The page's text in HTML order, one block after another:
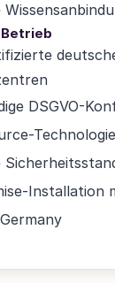
DSGVO-
Installation